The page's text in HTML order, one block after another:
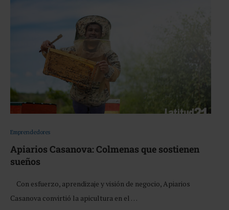
Emprendedores
Apiarios Casanova: Colmenas que sostienen
sueños
Con esfuerzo, aprendizaje y visión de negocio, Apiarios
Casanova convirtió la apicultura en el …